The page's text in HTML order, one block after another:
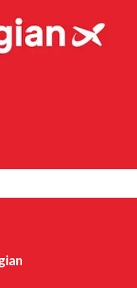
8 y tres Embraer
en tierra en 41
en la